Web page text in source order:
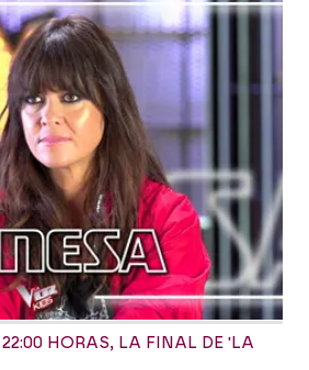
HORAS, LA FINAL DE 'LA